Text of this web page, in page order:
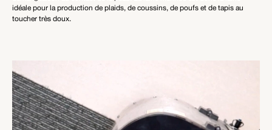
idéale pour la production de plaids, de coussins, de poufs et de tapis au
toucher très doux.